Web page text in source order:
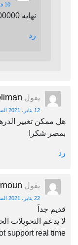
10 فبراير، 2022 الساعة 7:33 م
نهايه 1000000سوداني وعايز اغيرهم
رد
يقول
12 يناير، 2021 الساعة 12:11 م
هل ممكن تغيير
بمصر شكرا
رد
يقول
22 يناير، 2021 الساعة 11:06 م
قديم جداَ
لا يدعم التحويلات
support real time